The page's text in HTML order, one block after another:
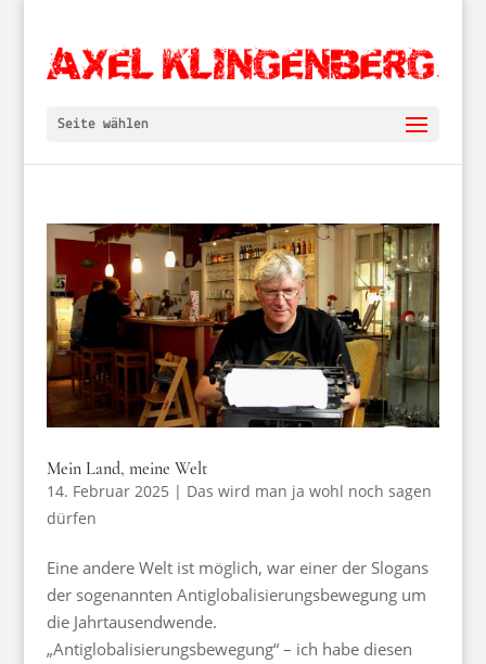
Seite wählen
Mein Land, meine Welt
14. Februar 2025 | Das wird man ja wohl noch sagen
dürfen
Eine andere Welt ist möglich, war einer der Slogans
der sogenannten Antiglobalisierungsbewegung um
die Jahrtausendwende.
„Antiglobalisierungsbewegung“ – ich habe diesen